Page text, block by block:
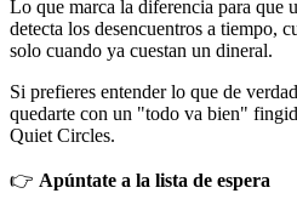
Lo que marca la diferencia para que
detecta los desencuentros a tiempo,
solo cuando ya cuestan un dineral.
Si prefieres entender lo que de
quedarte con un "todo va bien"
Quiet Circles.
👉 Apúntate a la lista de espera